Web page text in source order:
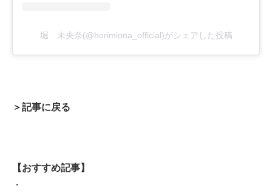
堀 未央奈(@horimiona_official)がシェアした投稿
＞記事に戻る
【おすすめ記事】
・